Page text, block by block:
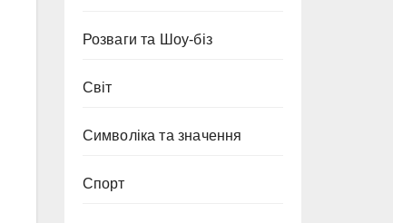
Розваги та Шоу-біз
Світ
Символіка та значення
Спорт